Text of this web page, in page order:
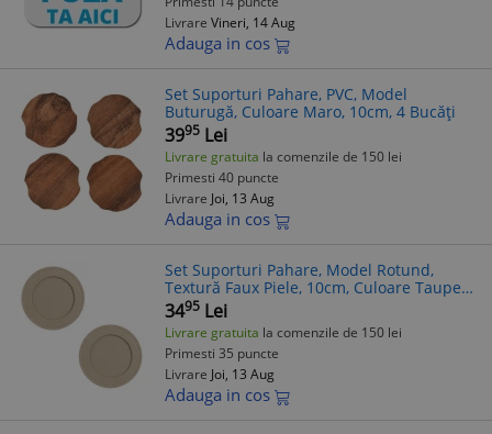
Livrare Vineri, 14 Aug
Adauga in cos
Set Suporturi Pahare, PVC, Model
Buturugă, Culoare Maro, 10cm, 4 Bucăți
3995 Lei
Livrare gratuita la comenzile de 150 lei
Primesti 40 puncte
Livrare Joi, 13 Aug
Adauga in cos
Set Suporturi Pahare, Model Rotund,
Textură Faux Piele, 10cm, Culoare Taupe,
2 Bucăți
3495 Lei
Livrare gratuita la comenzile de 150 lei
Primesti 35 puncte
Livrare Joi, 13 Aug
Adauga in cos